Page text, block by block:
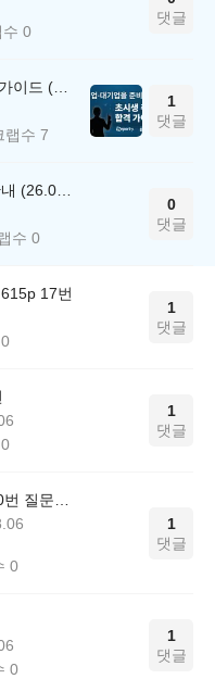
0
댓글
랩수 7
1
댓글
수 0
0
댓글
17번
0
1
댓글
0
1
댓글
0
1
댓글
0
1
댓글